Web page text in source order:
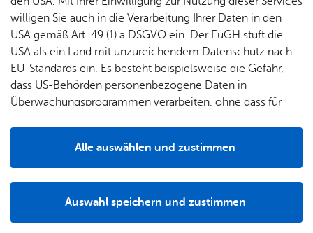
öffentlichen Sitzungen sind im Internet unter
www.friedrichshafen-sitzungsdienst.komm.one/bi/ zu
finden.
Auf dem Laufenden bleiben: AbonnierenSie
willigen Sie auch in die Verarbeitung Ihrer Daten in den
USA gemäß Art. 49 (1) a DSGVO ein. Der EuGH stuft die
USA als ein Land mit unzureichendem Datenschutz nach
EU-Standards ein. Es besteht beispielsweise die Gefahr,
dass US-Behörden personenbezogene Daten in
Überwachungsprogrammen verarbeiten, ohne dass für
Auswahl speichern und zustimmen
Alle auswählen und zustimmen